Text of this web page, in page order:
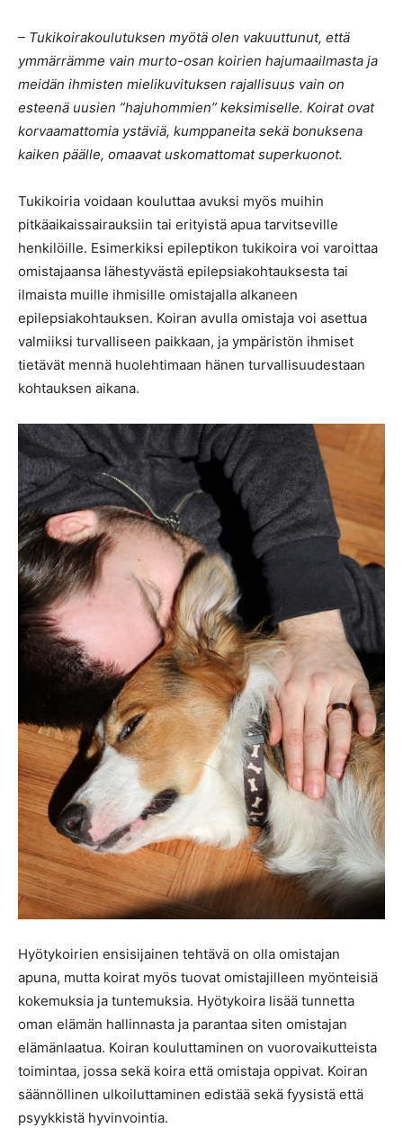
– Tukikoirakoulutuksen myötä olen vakuuttunut, että
ymmärrämme vain murto-osan koirien hajumaailmasta ja
meidän ihmisten mielikuvituksen rajallisuus vain on
esteenä uusien ”hajuhommien” keksimiselle. Koirat ovat
korvaamattomia ystäviä, kumppaneita sekä bonuksena
kaiken päälle, omaavat uskomattomat superkuonot.
Tukikoiria voidaan kouluttaa avuksi myös muihin
pitkäaikaissairauksiin tai erityistä apua tarvitseville
henkilöille. Esimerkiksi epileptikon tukikoira voi varoittaa
omistajaansa lähestyvästä epilepsiakohtauksesta tai
ilmaista muille ihmisille omistajalla alkaneen
epilepsiakohtauksen. Koiran avulla omistaja voi asettua
valmiiksi turvalliseen paikkaan, ja ympäristön ihmiset
tietävät mennä huolehtimaan hänen turvallisuudestaan
kohtauksen aikana.
Hyötykoirien ensisijainen tehtävä on olla omistajan
apuna, mutta koirat myös tuovat omistajilleen myönteisiä
kokemuksia ja tuntemuksia. Hyötykoira lisää tunnetta
oman elämän hallinnasta ja parantaa siten omistajan
elämänlaatua. Koiran kouluttaminen on vuorovaikutteista
toimintaa, jossa sekä koira että omistaja oppivat. Koiran
säännöllinen ulkoiluttaminen edistää sekä fyysistä että
psyykkistä hyvinvointia.